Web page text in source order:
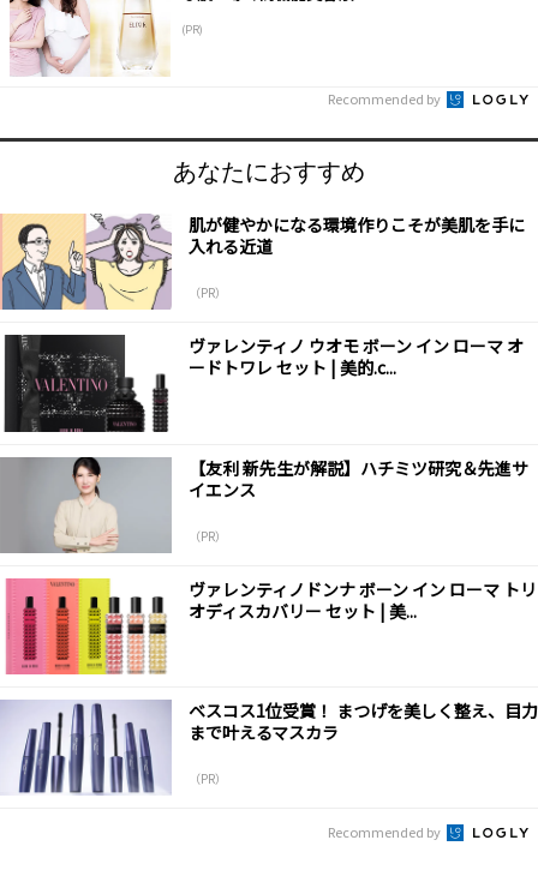
(PR)
Recommended by
あなたにおすすめ
肌が健やかになる環境作りこそが美肌を手に
入れる近道
（PR）
ヴァレンティノ ウオモ ボーン イン ローマ オ
ードトワレ セット | 美的.c...
【友利 新先生が解説】ハチミツ研究＆先進サ
イエンス
（PR）
ヴァレンティノドンナ ボーン イン ローマ トリ
オディスカバリー セット | 美...
ベスコス1位受賞！ まつげを美しく整え、目力
まで叶えるマスカラ
（PR）
Recommended by